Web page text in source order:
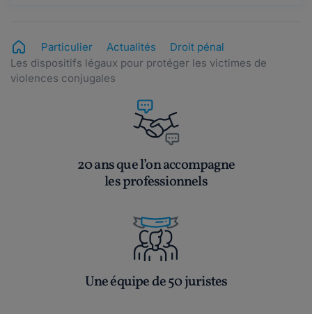
Particulier Actualités
Droit pénal
Les dispositifs légaux pour protéger les victimes de
violences conjugales
20 ans que l’on accompagne
les professionnels
Une équipe de 50 juristes